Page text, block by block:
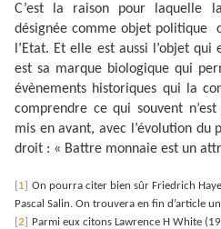
C’est la raison pour laquelle
désignée comme objet politique
l’Etat. Et elle est aussi l’objet
est sa marque biologique qui
évènements historiques qui la
comprendre ce qui souvent
mis en avant, avec l’évolution du
droit : « Battre monnaie est un
[1] On pourra citer bien sûr Friedrich
Pascal Salin. On trouvera en fin d’article
[2] Parmi eux citons Lawrence H White